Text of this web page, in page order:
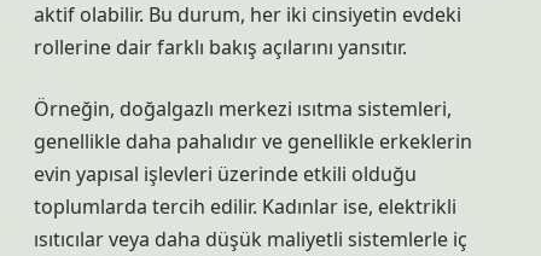
aktif olabilir. Bu durum, her iki cinsiyetin evdeki
rollerine dair farklı bakış açılarını yansıtır.
Örneğin, doğalgazlı merkezi ısıtma sistemleri,
genellikle daha pahalıdır ve genellikle erkeklerin
evin yapısal işlevleri üzerinde etkili olduğu
toplumlarda tercih edilir. Kadınlar ise, elektrikli
ısıtıcılar veya daha düşük maliyetli sistemlerle iç